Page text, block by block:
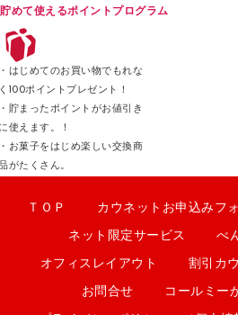
貯めて使えるポイントプログラム
はじめてのお買い物でもれな
100ポイントプレゼント！
貯まったポイントがお値引き
使えます。！
お菓子をはじめ楽しい交換商
がたくさん。
ＴＯＰ カウネットお申込みフ
ネット限定サービス べ
オフィスレイアウト 割引カ
お問合せ コールミー